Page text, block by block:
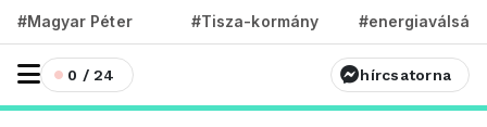
#Magyar Péter #Tisza-kormány #energiaválság
0 / 24 hírcsatorna